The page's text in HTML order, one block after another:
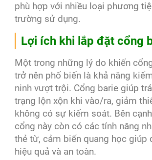
phù hợp với nhiều loại phương
trường sử dụng.
Lợi ích khi lắp đặt cổng
Một trong những lý do khiến
trở nên phổ biến là khả năng
ninh vượt trội. Cổng barie giúp
trạng lộn xộn khi vào/ra, giảm
không có sự kiểm soát. Bên
cổng này còn có các tính năng
thẻ từ, cảm biến quang học giúp
hiệu quả và an toàn.